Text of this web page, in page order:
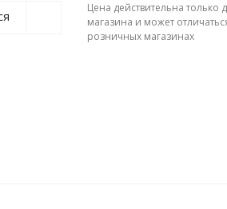
Цена действительна только
магазина и может
розничных магазинах